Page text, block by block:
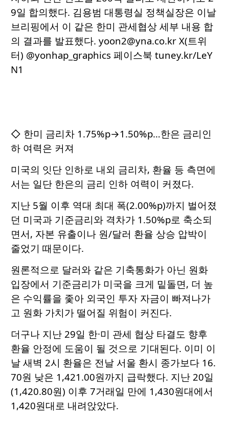
9일 합의했다. 김용범 대통령실 정책실장은 이날
브리핑에서 이 같은 한미 관세협상 세부 내용 합
의 결과를 발표했다. yoon2@yna.co.kr X(트위
터) @yonhap_graphics 페이스북 tuney.kr/LeY
N1
◇ 한미 금리차 1.75%p→1.50%p…한은 금리인
하 여력은 커져
미국의 잇단 인하로 내외 금리차, 환율 등 측면에
서는 일단 한은의 금리 인하 여력이 커졌다.
지난 5월 이후 역대 최대 폭(2.00%p)까지 벌어졌
던 미국과 기준금리와 격차가 1.50%p로 축소되
면서, 자본 유출이나 원/달러 환율 상승 압박이
줄었기 때문이다.
원론적으로 달러와 같은 기축통화가 아닌 원화
입장에서 기준금리가 미국을 크게 밑돌면, 더 높
은 수익률을 좇아 외국인 투자 자금이 빠져나가
고 원화 가치가 떨어질 위험이 커진다.
더구나 지난 29일 한·미 관세 협상 타결도 향후
환율 안정에 도움이 될 것으로 기대된다. 이미 이
날 새벽 2시 환율은 전날 서울 환시 종가보다 16.
70원 낮은 1,421.00원까지 급락했다. 지난 20일
(1,420.80원) 이후 7거래일 만에 1,430원대에서
1,420원대로 내려앉았다.